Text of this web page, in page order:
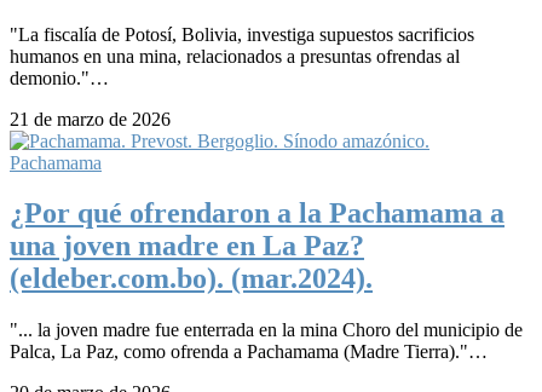
"La fiscalía de Potosí, Bolivia, investiga supuestos sacrificios
humanos en una mina, relacionados a presuntas ofrendas al
demonio."…
21 de marzo de 2026
Pachamama
¿Por qué ofrendaron a la Pachamama a
una joven madre en La Paz?
(eldeber.com.bo). (mar.2024).
"... la joven madre fue enterrada en la mina Choro del municipio de
Palca, La Paz, como ofrenda a Pachamama (Madre Tierra)."…